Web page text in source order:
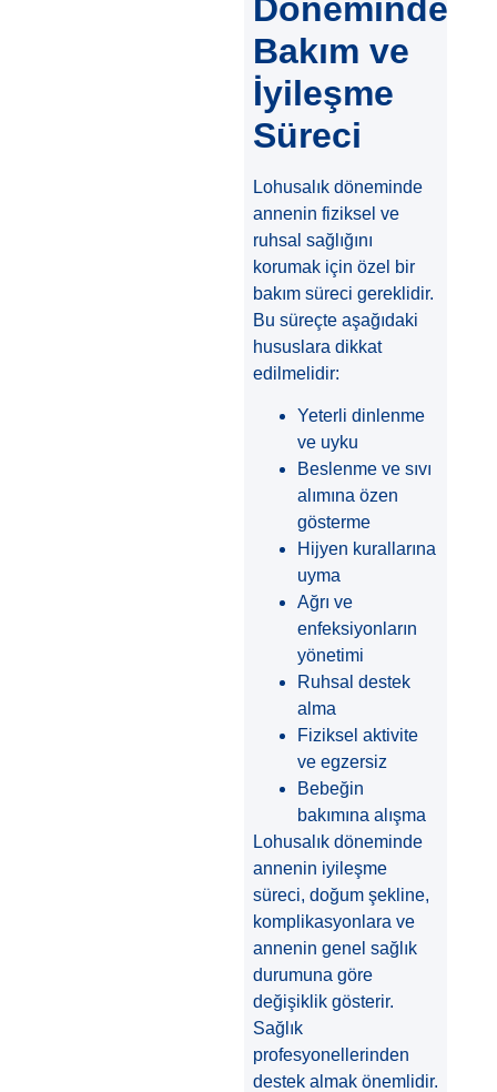
Döneminde
Bakım ve
İyileşme
Süreci
Lohusalık döneminde
annenin fiziksel ve
ruhsal sağlığını
korumak için özel bir
bakım süreci gereklidir.
Bu süreçte aşağıdaki
hususlara dikkat
edilmelidir:
Yeterli dinlenme
ve uyku
Beslenme ve sıvı
alımına özen
gösterme
Hijyen kurallarına
uyma
Ağrı ve
enfeksiyonların
yönetimi
Ruhsal destek
alma
Fiziksel aktivite
ve egzersiz
Bebeğin
bakımına alışma
Lohusalık döneminde
annenin iyileşme
süreci, doğum şekline,
komplikasyonlara ve
annenin genel sağlık
durumuna göre
değişiklik gösterir.
Sağlık
profesyonellerinden
destek almak önemlidir.